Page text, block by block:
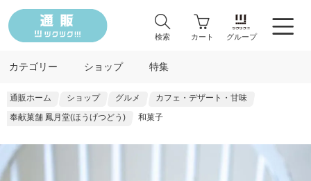
検索 カート グループ
カテゴリー ショップ 特集
通販ホーム ショップ グルメ
カフェ・デザート・甘味
奉献菓舗 鳳月堂(ほうげつどう)
和菓子